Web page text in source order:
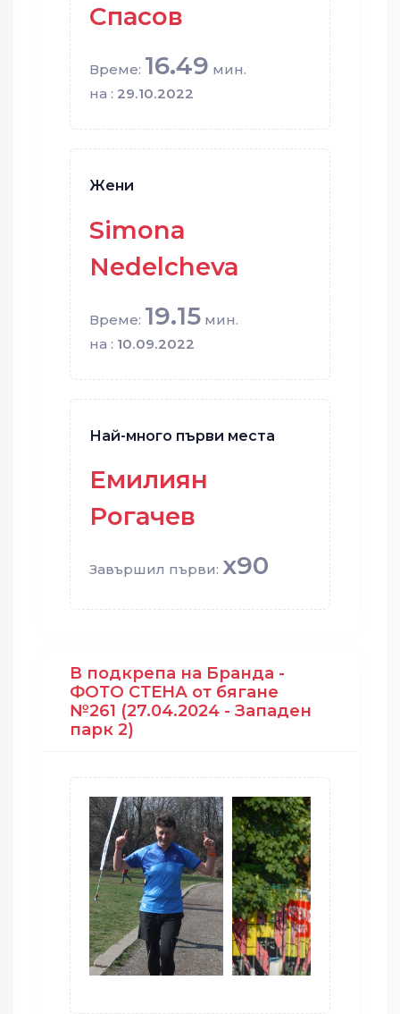
Спасов
Време: 16.49 мин.
на : 29.10.2022
Жени
Simona
Nedelcheva
Време: 19.15 мин.
на : 10.09.2022
Най-много първи места
Емилиян
Рогачев
Завършил първи: x90
В подкрепа на Бранда -
ФОТО СТЕНА от бягане
№261 (27.04.2024 - Западен
парк 2)